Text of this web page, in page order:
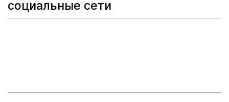
социальные сети